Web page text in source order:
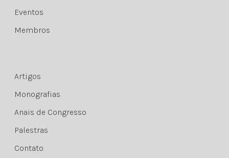
Eventos
Membros
Artigos
Monografias
Anais de Congresso
Palestras
Contato